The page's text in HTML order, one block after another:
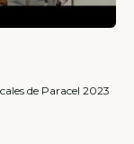
de Paracel 2023